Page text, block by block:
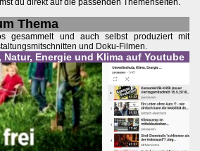
du direkt auf die passenden Themenseiten.
Thema
gesammelt und auch selbst produziert mit
und Doku-Filmen.
Natur, Energie und Klima auf Youtube